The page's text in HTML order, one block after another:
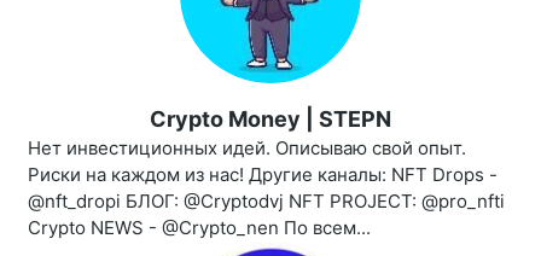
Crypto Money | STEPN
Нет инвестиционных идей. Описываю свой опыт.
Риски на каждом из нас! Другие каналы: NFT Drops -
@nft_dropi БЛОГ: @Cryptodvj NFT PROJECT: @pro_nfti
Crypto NEWS - @Crypto_nen По всем...